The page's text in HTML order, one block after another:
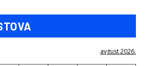
avgust 2026.